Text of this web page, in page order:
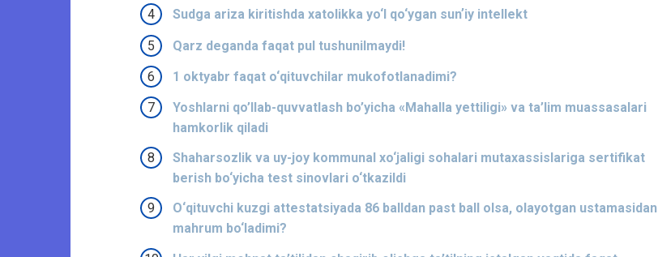
Sudga ariza kiritishda xatolikka yo‘l qo‘ygan sunʼiy intellekt
Qarz deganda faqat pul tushunilmaydi!
1 oktyabr faqat o‘qituvchilar mukofotlanadimi?
Yoshlarni qo’llab-quvvatlash bo’yicha «Mahalla yettiligi» va ta’lim muassasalari
hamkorlik qiladi
Shaharsozlik va uy-joy kommunal xo‘jaligi sohalari mutaxassislariga sertifikat
berish bo‘yicha test sinovlari o‘tkazildi
O‘qituvchi kuzgi attestatsiyada 86 balldan past ball olsa, olayotgan ustamasidan
mahrum bo‘ladimi?